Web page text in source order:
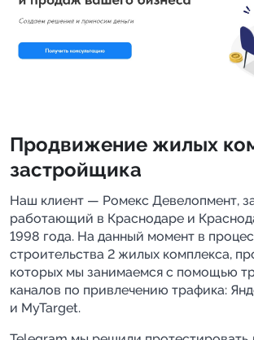
Продвижение жилых
застройщика
Наш клиент — Ромекс Девелопмент,
работающий в Краснодаре и
1998 года. На данный момент в
строительства 2 жилых комплекса,
которых мы занимаемся с помощью
каналов по привлечению трафика:
и MyTarget.